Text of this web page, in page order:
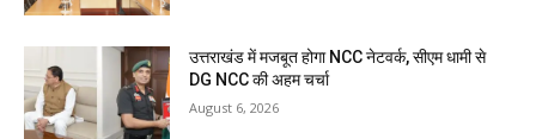
उत्तराखंड में मजबूत होगा NCC नेटवर्क, सीएम धामी से
DG NCC की अहम चर्चा
August 6, 2026